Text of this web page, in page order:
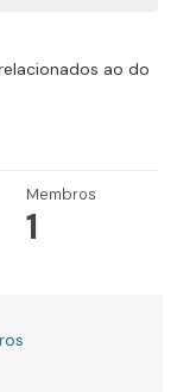
ao do
Membros
1